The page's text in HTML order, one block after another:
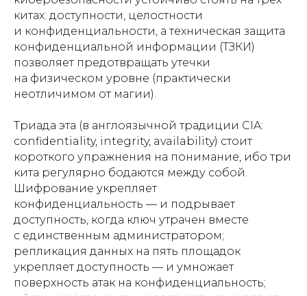
китах: доступности, целостности
и конфиденциальности, а техническая защита
конфиденциальной информации (ТЗКИ)
позволяет предотвращать утечки
на физическом уровне (практически
неотличимом от магии).
Триада эта (в англоязычной традиции CIA:
confidentiality, integrity, availability) стоит
короткого упражнения на понимание, ибо три
кита регулярно бодаются между собой.
Шифрование укрепляет
конфиденциальность — и подрывает
доступность, когда ключ утрачен вместе
с единственным администратором;
репликация данных на пять площадок
укрепляет доступность — и умножает
поверхность атак на конфиденциальность;